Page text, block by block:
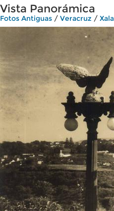
Vista Panorámica
Fotos Antiguas / Veracruz /